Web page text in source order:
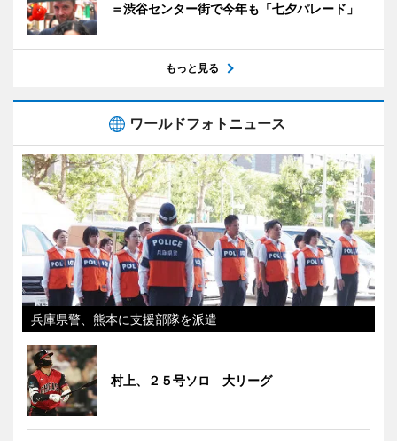
＝渋谷センター街で今年も「七夕パレード」
もっと見る
ワールドフォトニュース
兵庫県警、熊本に支援部隊を派遣
村上、２５号ソロ 大リーグ